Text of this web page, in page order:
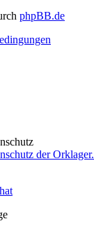
phpBB.de
der